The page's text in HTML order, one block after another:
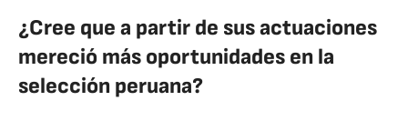
¿Cree que a partir de sus actuaciones
mereció más oportunidades en la
selección peruana?